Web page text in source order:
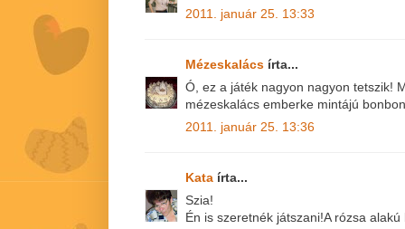
2011. január 25. 13:33
Mézeskalács írta...
Ó, ez a játék nagyon nagyon tetszik!
mézeskalács emberke mintájú
2011. január 25. 13:36
Kata írta...
Szia!
Én is szeretnék játszani!A rózsa